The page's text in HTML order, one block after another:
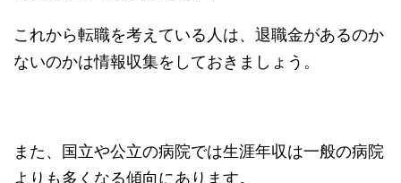
これから転職を考えている人は、退職金があるのか
ないのかは情報収集をしておきましょう。
また、国立や公立の病院では生涯年収は一般の病院
よりも多くなる傾向にあります。